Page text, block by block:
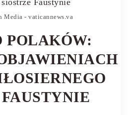
Media - vaticannews.va
POLAKÓW: